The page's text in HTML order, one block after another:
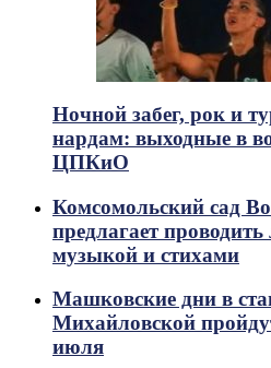
Ночной забег, рок и
нардам: выходные в
ЦПКиО
Комсомольский сад
предлагает проводить
музыкой и стихами
Машковские дни в
Михайловской
июля